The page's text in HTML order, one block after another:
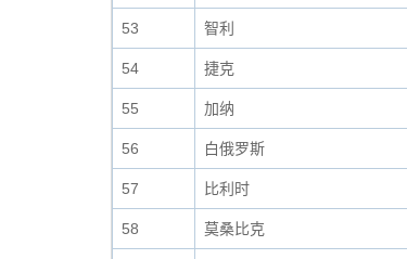
53 智利
54 捷克
55 加纳
56 白俄罗斯
57 比利时
58 莫桑比克